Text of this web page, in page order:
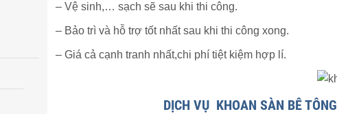
– Vệ sinh,… sạch sẽ sau khi thi công.
– Bảo trì và hỗ trợ tốt nhất sau khi thi công xong.
– Giá cả cạnh tranh nhất,chi phí tiệt kiệm hợp lí.
DỊCH VỤ KHOAN SÀN BÊ